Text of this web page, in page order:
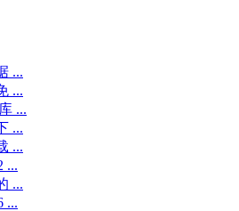
...
...
...
...
...
...
...
...